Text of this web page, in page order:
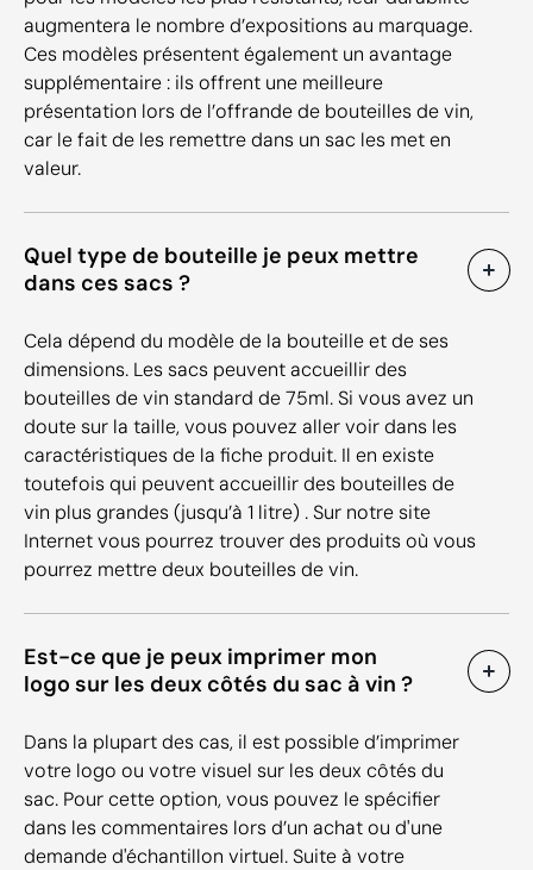
augmentera le nombre d’expositions au marquage.
Ces modèles présentent également un avantage
supplémentaire : ils offrent une meilleure
présentation lors de l’offrande de bouteilles de vin,
car le fait de les remettre dans un sac les met en
valeur.
Quel type de bouteille je peux mettre
dans ces sacs ?
Cela dépend du modèle de la bouteille et de ses
dimensions. Les sacs peuvent accueillir des
bouteilles de vin standard de 75ml. Si vous avez un
doute sur la taille, vous pouvez aller voir dans les
caractéristiques de la fiche produit. Il en existe
toutefois qui peuvent accueillir des bouteilles de
vin plus grandes (jusqu’à 1 litre) . Sur notre site
Internet vous pourrez trouver des produits où vous
pourrez mettre deux bouteilles de vin.
Est-ce que je peux imprimer mon
logo sur les deux côtés du sac à vin ?
Dans la plupart des cas, il est possible d’imprimer
votre logo ou votre visuel sur les deux côtés du
sac. Pour cette option, vous pouvez le spécifier
dans les commentaires lors d’un achat ou d'une
demande d'échantillon virtuel. Suite à votre